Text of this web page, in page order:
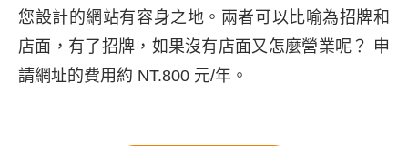
您設計的網站有容身之地。兩者可以比喻為招牌和
店面，有了招牌，如果沒有店面又怎麼營業呢？ 申
請網址的費用約 NT.800 元/年。